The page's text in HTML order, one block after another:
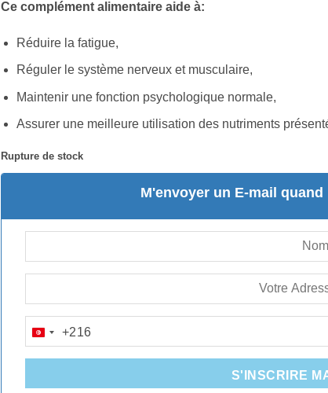
client
initial
était :
15.000D.T.
actuel
Ce complément alimentaire aide à:
Réduire la fatigue,
Réguler le système nerveux et musculaire,
Maintenir une fonction psychologique normale,
Assurer une meilleure utilisation des nutriments
Rupture de stock
M'envoyer un E-mail
TUNISIA
+216
+216
S'INSCRIRE